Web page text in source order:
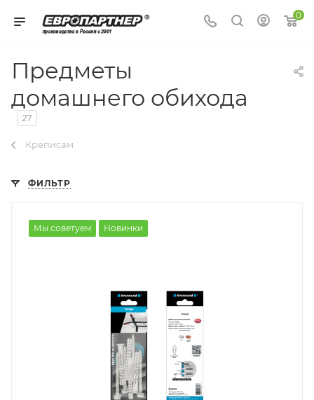
0
Предметы
домашнего обихода
27
Креписам
ФИЛЬТР
Мы советуем Новинки